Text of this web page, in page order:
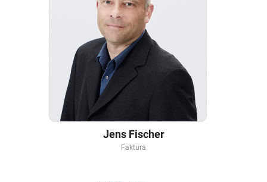
Jens Fischer
Faktura